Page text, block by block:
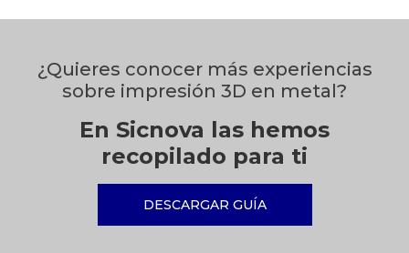
¿Quieres conocer más experiencias
sobre impresión 3D en metal?
En Sicnova las hemos
recopilado para ti
DESCARGAR GUÍA